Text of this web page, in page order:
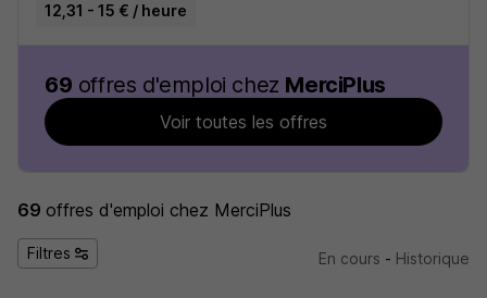
12,31 - 15 € / heure
69 offres d'emploi chez MerciPlus
Voir toutes les offres
69 offres d'emploi chez MerciPlus
Filtres En cours - Historique